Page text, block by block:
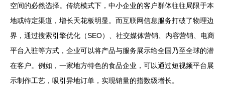
空间的必然选择。传统模式下，中小企业的客户群体往往局限于本
地或特定渠道，增长天花板明显。而互联网信息服务打破了物理边
界，通过搜索引擎优化（SEO）、社交媒体营销、内容营销、电商
平台入驻等方式，企业可以将产品与服务展示给全国乃至全球的潜
在客户。例如，一家地方特色的食品企业，可以通过短视频平台展
示制作工艺，吸引异地订单，实现销量的指数级增长。